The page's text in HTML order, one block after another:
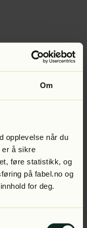
Om
opplevelse når du
er å sikre
føre statistikk, og
på fabel.no og
for deg.